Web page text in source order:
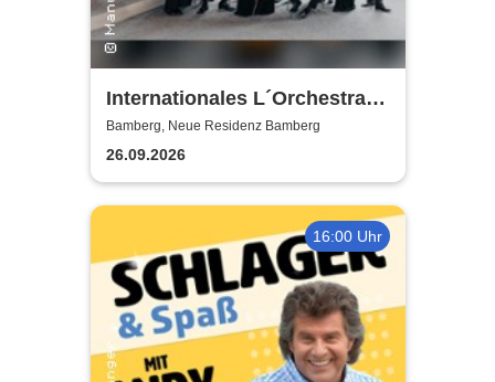
Internationales L´Orchestra I
Sedici
Bamberg, Neue Residenz Bamberg
26.09.2026
16:00 Uhr